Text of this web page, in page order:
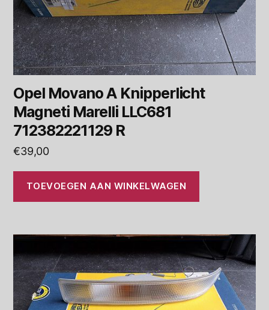
Opel Movano A Knipperlicht
Magneti Marelli LLC681
712382221129 R
€39,00
TOEVOEGEN AAN WINKELWAGEN